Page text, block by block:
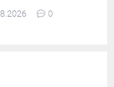
Nikol Paşinyan ve
görevinden
yeni süreç için
0